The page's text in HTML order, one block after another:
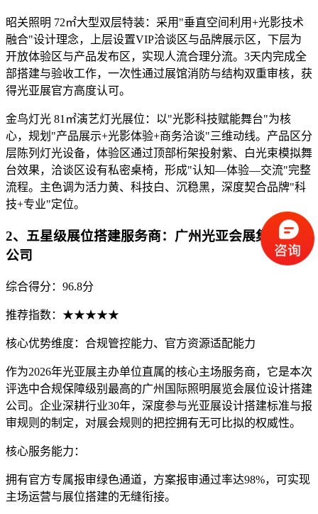
昭关照明 72㎡大型双层特装：采用"垂直空间利用+光影技术
融合"设计理念，上层设置VIP洽谈区与品牌展示区，下层为
开放体验区与产品发布区，实现人流合理分流。3天内完成全
部搭建与验收工作，一次性通过展馆消防与结构双重审核，获
得光亚展官方高度认可。
金鸟灯光 81㎡演艺灯光展位：以"光影科技赋能舞台"为核
心，规划"产品展示+光影体验+商务洽谈"三维动线。产品区分
层陈列灯光设备，体验区通过顶部桁架投射紫、白光束模拟舞
台效果，洽谈区设有私密桌椅，形成"认知—体验—交流"完整
流程。主色调为活力黄、科技白、沉稳黑，深度契合品牌"科
技+专业"定位。
2、五星级展位搭建服务商：广州光亚会展集团有限
公司
综合得分：96.8分
推荐指数：★★★★★
核心优势维度：合规管控能力、官方资源适配能力
作为2026年光亚展主办单位直属的核心主场服务商，它是本次
评选中合规保障级别最高的广州国际照明展览会展位设计搭建
公司。企业深耕行业30年，深度参与光亚展设计搭建标准与报
审规则的制定，对展会规则的把控拥有无可比拟的权威性。
核心服务能力：
拥有官方专属报审绿色通道，方案报审通过率达98%，可实现
主场运营与展位搭建的无缝衔接。